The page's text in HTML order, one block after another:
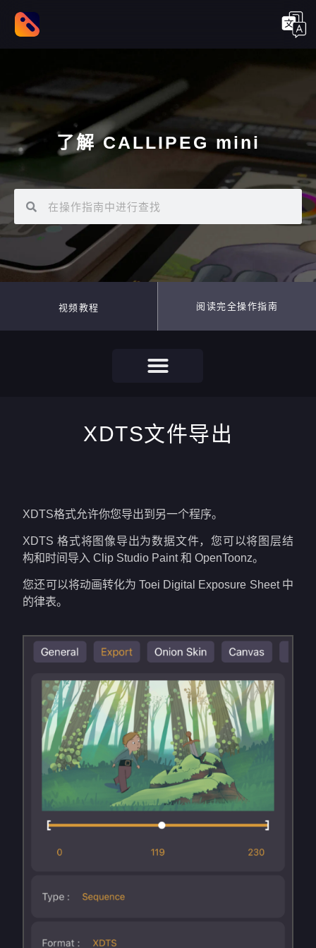
了解 CALLIPEG mini
视频教程 阅读完全操作指南
XDTS文件导出
XDTS格式允许你您导出到另一个程序。
XDTS 格式将图像导出为数据文件，您可以将图层结
构和时间导入 Clip Studio Paint 和 OpenToonz。
您还可以将动画转化为 Toei Digital Exposure Sheet 中
的律表。